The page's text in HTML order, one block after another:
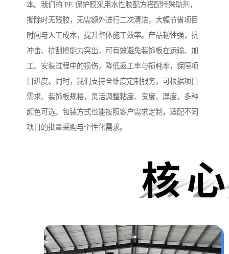
本。我们的 PE 保护膜采用水性胶配方搭配特殊助剂，
撕除时无残胶，无需额外进行二次清洁，大幅节省项目
时间与人工成本，提升整体施工效率。产品韧性强，抗
冲击、抗刮擦能力突出，可有效避免装饰板在运输、加
工、安装过程中的损伤，降低返工率与损耗率，保障项
目进度。同时，我们支持全维度定制服务，可根据项目
需求、装饰板规格，灵活调整粘度、宽度、厚度，多种
颜色可选，包装方式也能按照客户需求定制，适配不同
项目的批量采购与个性化需求。